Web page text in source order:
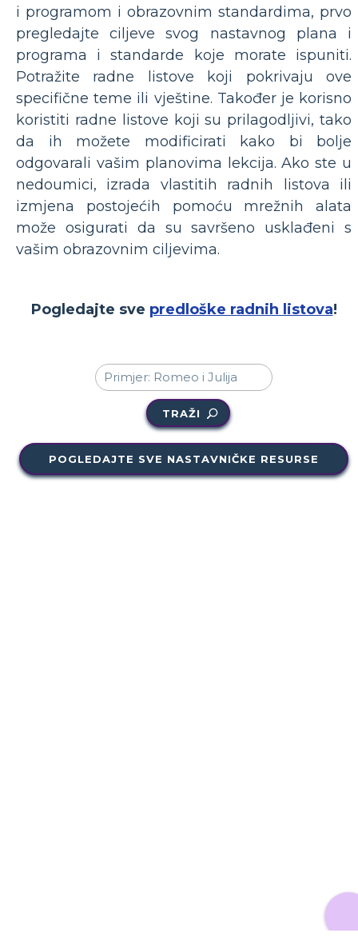
i programom i obrazovnim standardima, prvo
pregledajte ciljeve svog nastavnog plana i
programa i standarde koje morate ispuniti.
Potražite radne listove koji pokrivaju ove
specifične teme ili vještine. Također je korisno
koristiti radne listove koji su prilagodljivi, tako
da ih možete modificirati kako bi bolje
odgovarali vašim planovima lekcija. Ako ste u
nedoumici, izrada vlastitih radnih listova ili
izmjena postojećih pomoću mrežnih alata
može osigurati da su savršeno usklađeni s
vašim obrazovnim ciljevima.
Pogledajte sve predloške radnih listova!
TRAŽI
POGLEDAJTE SVE NASTAVNIČKE RESURSE